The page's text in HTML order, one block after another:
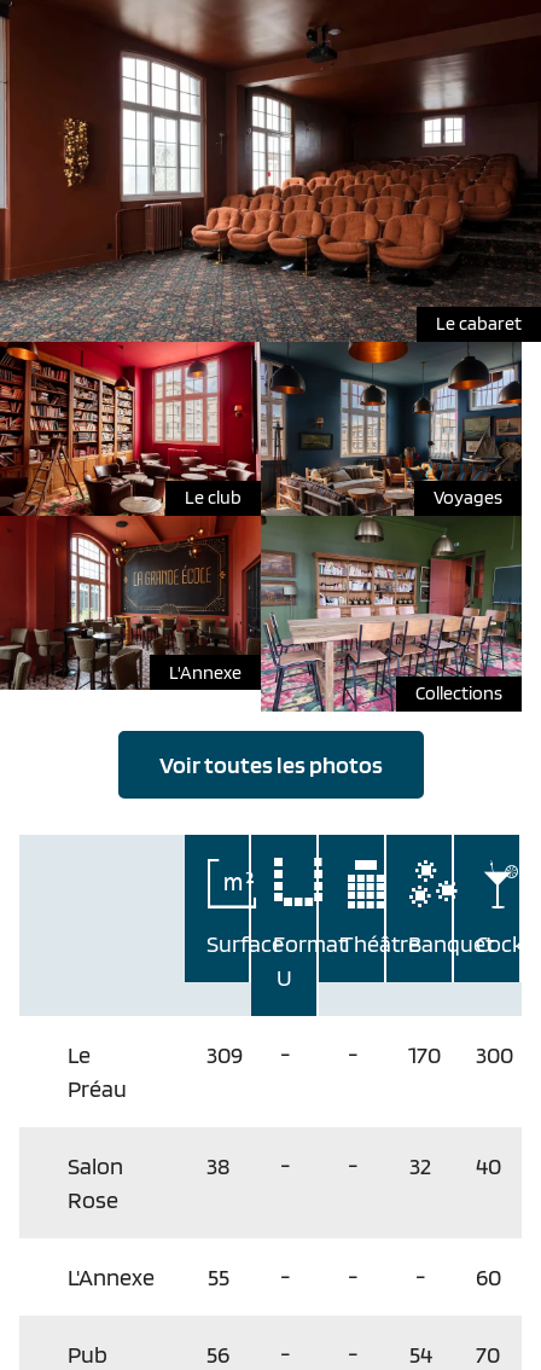
Le cabaret
Le club Voyages
L'Annexe
Collections
Voir toutes les photos
SurfaceFormat
U
ThéâtreBanquet
Le
Préau
309 - - 170 300
Salon
Rose
38 - - 32 40
L'Annexe 55 - - - 60
Pub
56 - - 54 70